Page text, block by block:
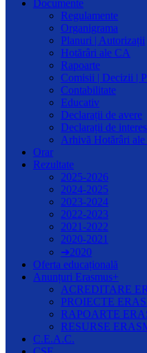
Documente
Regulamente
Organigrama
Planuri | Autorizații
Hotărâri ale CA
Rapoarte
Comisii | Decizii |
Contabilitate
Educativ
Declarații de avere
Declarații de
Arhivă Hotărâri
Orar
Rezultate
2025-2026
2024-2025
2023-2024
2022-2023
2021-2022
2020-2021
➔2020
Oferta educațională
Anunțuri Erasmus+
ACREDITARE
PROIECTE
RAPOARTE
RESURSE
C.E.A.C.